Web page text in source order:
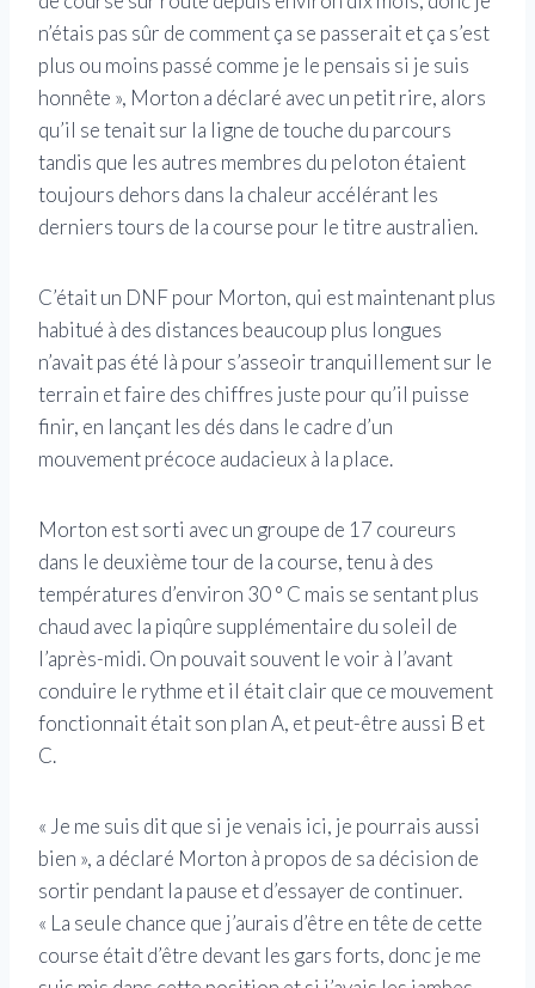
n’étais pas sûr de comment ça se passerait et ça s’est
plus ou moins passé comme je le pensais si je suis
honnête », Morton a déclaré avec un petit rire, alors
qu’il se tenait sur la ligne de touche du parcours
tandis que les autres membres du peloton étaient
toujours dehors dans la chaleur accélérant les
derniers tours de la course pour le titre australien.
C’était un DNF pour Morton, qui est maintenant plus
habitué à des distances beaucoup plus longues
n’avait pas été là pour s’asseoir tranquillement sur le
terrain et faire des chiffres juste pour qu’il puisse
finir, en lançant les dés dans le cadre d’un
mouvement précoce audacieux à la place.
Morton est sorti avec un groupe de 17 coureurs
dans le deuxième tour de la course, tenu à des
températures d’environ 30 ° C mais se sentant plus
chaud avec la piqûre supplémentaire du soleil de
l’après-midi. On pouvait souvent le voir à l’avant
conduire le rythme et il était clair que ce mouvement
fonctionnait était son plan A, et peut-être aussi B et
C.
« Je me suis dit que si je venais ici, je pourrais aussi
bien », a déclaré Morton à propos de sa décision de
sortir pendant la pause et d’essayer de continuer.
« La seule chance que j’aurais d’être en tête de cette
course était d’être devant les gars forts, donc je me